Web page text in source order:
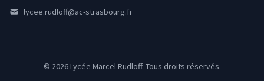
lycee.rudloff@ac-strasbourg.fr
© 2026 Lycée Marcel Rudloff. Tous droits réservés.